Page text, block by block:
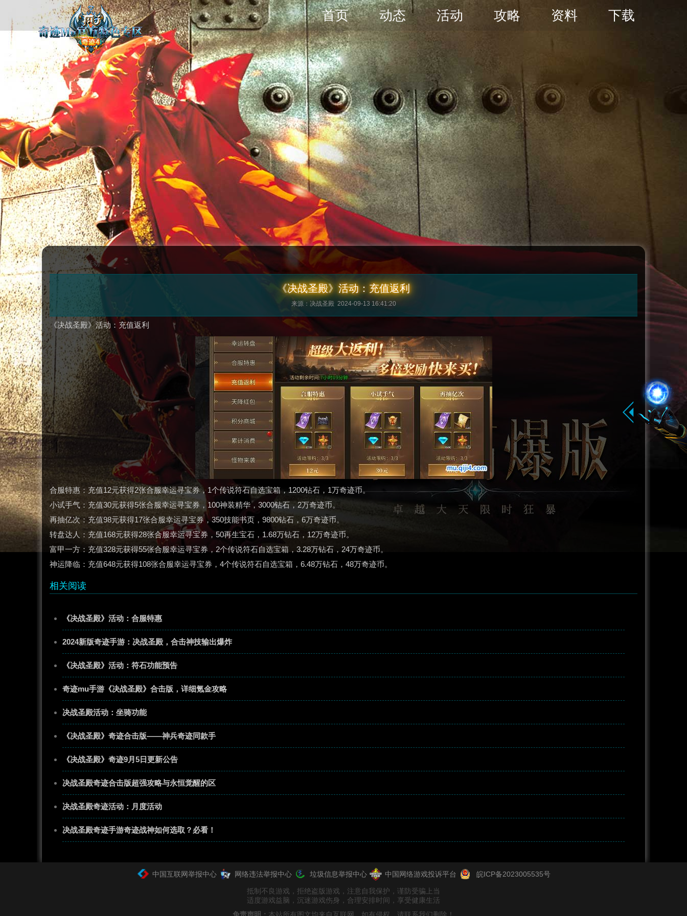
首页 动态 活动 攻略 资料 下载
首页 > 活动
《决战圣殿》活动：充值返利
来源：决战圣殿 2024-09-13 16:41:20
《决战圣殿》活动：充值返利
合服特惠：充值12元获得2张合服幸运寻宝券，1个传说符石自选宝箱，1200钻石，1万奇迹币。
小试手气：充值30元获得5张合服幸运寻宝券，100神装精华，3000钻石，2万奇迹币。
再抽亿次：充值98元获得17张合服幸运寻宝券，350技能书页，9800钻石，6万奇迹币。
转盘达人：充值168元获得28张合服幸运寻宝券，50再生宝石，1.68万钻石，12万奇迹币。
富甲一方：充值328元获得55张合服幸运寻宝券，2个传说符石自选宝箱，3.28万钻石，24万奇迹币。
神运降临：充值648元获得108张合服幸运寻宝券，4个传说符石自选宝箱，6.48万钻石，48万奇迹币。
相关阅读
《决战圣殿》活动：合服特惠
2024新版奇迹手游：决战圣殿，合击神技输出爆炸
《决战圣殿》活动：符石功能预告
奇迹mu手游《决战圣殿》合击版，详细氪金攻略
决战圣殿活动：坐骑功能
《决战圣殿》奇迹合击版——神兵奇迹同款手
《决战圣殿》奇迹9月5日更新公告
决战圣殿奇迹合击版超强攻略与永恒觉醒的区
决战圣殿奇迹活动：月度活动
决战圣殿奇迹手游奇迹战神如何选取？必看！
中国互联网举报中心 网络违法举报中心 垃圾信息举报中心 中国网络游戏投诉平台 皖ICP备2023005535号
抵制不良游戏，拒绝盗版游戏，注意自我保护，谨防受骗上当
适度游戏益脑，沉迷游戏伤身，合理安排时间，享受健康生活